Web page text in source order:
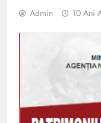
Admin 10 Ani